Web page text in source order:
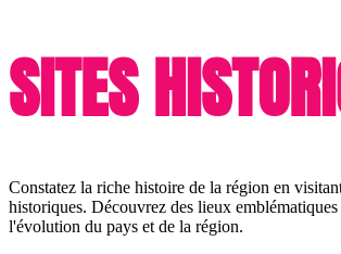
SITES
Constatez la riche histoire de la région en
historiques. Découvrez des lieux
l'évolution du pays et de la région.